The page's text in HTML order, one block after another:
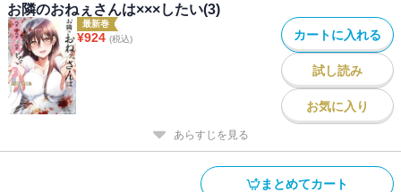
お隣のおねぇさんは×××したい(3)
最新巻
¥924 (税込) カートに入れる
試し読み
お気に入り
あらすじを見る
まとめてカート